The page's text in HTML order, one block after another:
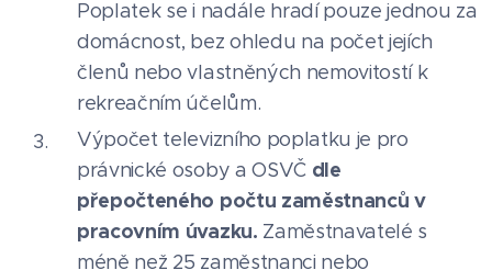
Poplatek se i nadále hradí pouze jednou za
domácnost, bez ohledu na počet jejích
členů nebo vlastněných nemovitostí k
rekreačním účelům.
Výpočet televizního poplatku je pro
právnické osoby a OSVČ dle
přepočteného počtu zaměstnanců v
pracovním úvazku. Zaměstnavatelé s
méně než 25 zaměstnanci nebo